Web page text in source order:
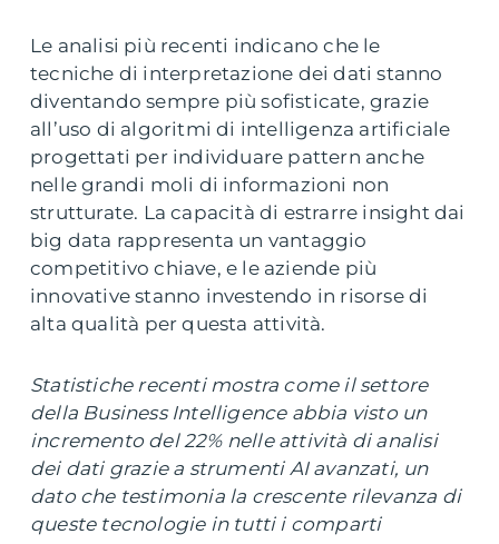
Le analisi più recenti indicano che le
tecniche di interpretazione dei dati stanno
diventando sempre più sofisticate, grazie
all’uso di algoritmi di intelligenza artificiale
progettati per individuare pattern anche
nelle grandi moli di informazioni non
strutturate. La capacità di estrarre insight dai
big data rappresenta un vantaggio
competitivo chiave, e le aziende più
innovative stanno investendo in risorse di
alta qualità per questa attività.
Statistiche recenti mostra come il settore
della Business Intelligence abbia visto un
incremento del 22% nelle attività di analisi
dei dati grazie a strumenti AI avanzati, un
dato che testimonia la crescente rilevanza di
queste tecnologie in tutti i comparti